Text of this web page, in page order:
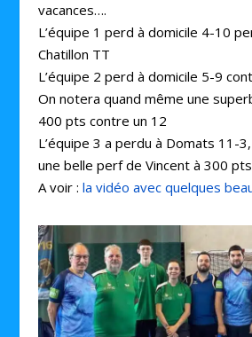
vacances….
L’équipe 1 perd à domicile 4-10
Chatillon TT
L’équipe 2 perd à domicile 5-9
On notera quand même une
400 pts contre un 12
L’équipe 3 a perdu à Domats 11-
une belle perf de Vincent à 300
A voir : la vidéo avec quelques